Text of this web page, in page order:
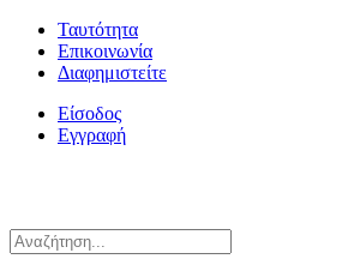
Ταυτότητα
Επικοινωνία
Διαφημιστείτε
Είσοδος
Εγγραφή